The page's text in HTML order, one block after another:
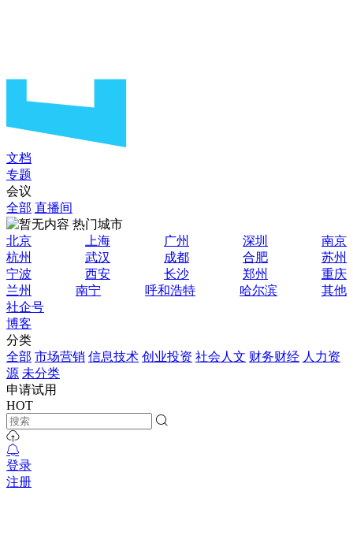
文档
专题
会议
全部 直播间
热门城市
北京
上海 广州 深圳
南京
杭州
武汉 成都 合肥
苏州
宁波
西安 长沙 郑州
重庆
兰州
南宁 呼和浩特 哈尔滨
其他
社企号
博客
分类
全部 市场营销 信息技术 创业投资 社会人文 财务财经 人力资
源 未分类
申请试用
HOT
登录
注册